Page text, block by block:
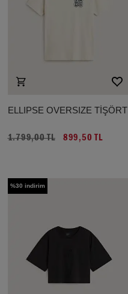
ELLIPSE OVERSIZE TİŞÖRT
1.799,00 TL 899,50 TL
%30 indirim